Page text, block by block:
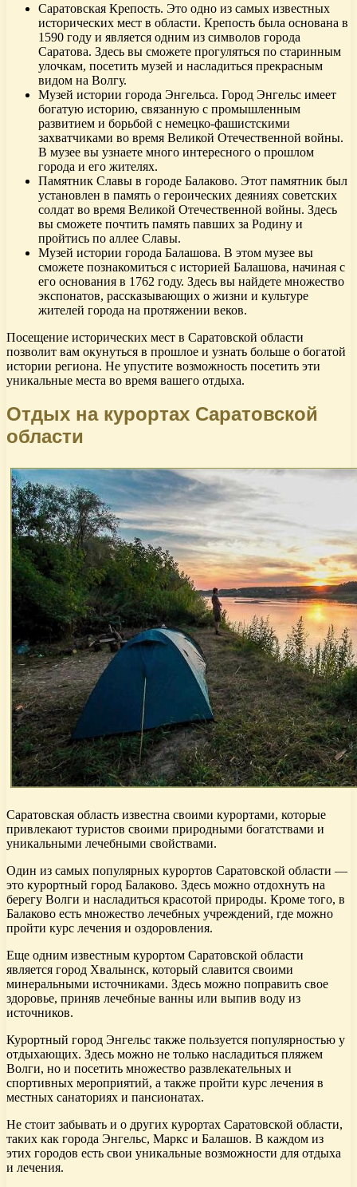
Саратовская Крепость. Это одно из самых известных
исторических мест в области. Крепость была основана в
1590 году и является одним из символов города
Саратова. Здесь вы сможете прогуляться по старинным
улочкам, посетить музей и насладиться прекрасным
видом на Волгу.
Музей истории города Энгельса. Город Энгельс имеет
богатую историю, связанную с промышленным
развитием и борьбой с немецко-фашистскими
захватчиками во время Великой Отечественной войны.
В музее вы узнаете много интересного о прошлом
города и его жителях.
Памятник Славы в городе Балаково. Этот памятник был
установлен в память о героических деяниях советских
солдат во время Великой Отечественной войны. Здесь
вы сможете почтить память павших за Родину и
пройтись по аллее Славы.
Музей истории города Балашова. В этом музее вы
сможете познакомиться с историей Балашова, начиная с
его основания в 1762 году. Здесь вы найдете множество
экспонатов, рассказывающих о жизни и культуре
жителей города на протяжении веков.
Посещение исторических мест в Саратовской области
позволит вам окунуться в прошлое и узнать больше о богатой
истории региона. Не упустите возможность посетить эти
уникальные места во время вашего отдыха.
Отдых на курортах Саратовской
области
Саратовская область известна своими курортами, которые
привлекают туристов своими природными богатствами и
уникальными лечебными свойствами.
Один из самых популярных курортов Саратовской области —
это курортный город Балаково. Здесь можно отдохнуть на
берегу Волги и насладиться красотой природы. Кроме того, в
Балаково есть множество лечебных учреждений, где можно
пройти курс лечения и оздоровления.
Еще одним известным курортом Саратовской области
является город Хвалынск, который славится своими
минеральными источниками. Здесь можно поправить свое
здоровье, приняв лечебные ванны или выпив воду из
источников.
Курортный город Энгельс также пользуется популярностью у
отдыхающих. Здесь можно не только насладиться пляжем
Волги, но и посетить множество развлекательных и
спортивных мероприятий, а также пройти курс лечения в
местных санаториях и пансионатах.
Не стоит забывать и о других курортах Саратовской области,
таких как города Энгельс, Маркс и Балашов. В каждом из
этих городов есть свои уникальные возможности для отдыха
и лечения.